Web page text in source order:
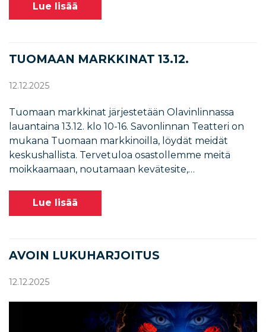
Lue lisää
TUOMAAN MARKKINAT 13.12.
12.12.2025
Tuomaan markkinat järjestetään Olavinlinnassa
lauantaina 13.12. klo 10-16. Savonlinnan Teatteri on
mukana Tuomaan markkinoilla, löydät meidät
keskushallista. Tervetuloa osastollemme meitä
moikkaamaan, noutamaan kevätesite,…
Lue lisää
AVOIN LUKUHARJOITUS
12.12.2025